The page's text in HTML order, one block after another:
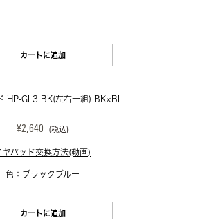
カートに追加
HP-GL3 BK(左右一組) BK×BL
¥2,640 (税込)
ヤパッド交換方法(動画)
色：ブラックブルー
カートに追加